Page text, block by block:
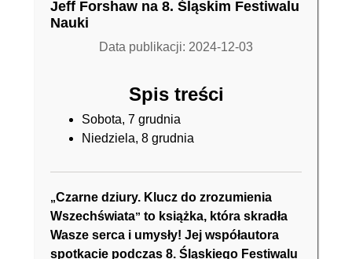
Jeff Forshaw na 8. Śląskim Festiwalu
Nauki
Data publikacji: 2024-12-03
Spis treści
Sobota, 7 grudnia
Niedziela, 8 grudnia
„Czarne dziury. Klucz do zrozumienia
Wszechświata” to książka, która skradła
Wasze serca i umysły! Jej współautora
spotkacie podczas 8. Śląskiego Festiwalu